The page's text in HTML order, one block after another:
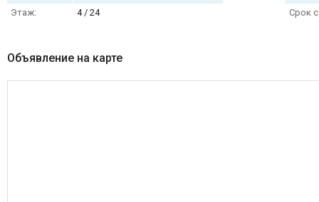
Этаж:
4 / 24
Срок
Объявление на карте